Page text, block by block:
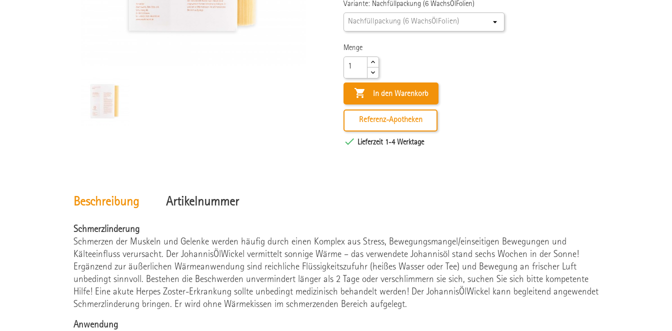
Variante: Nachfüllpackung (6 WachsÖlFolien)
Menge
 In den Warenkorb
Referenz-Apotheken
 Lieferzeit 1-4 Werktage
Beschreibung Artikelnummer
Schmerzlinderung
Schmerzen der Muskeln und Gelenke werden häufig durch einen Komplex aus Stress, Bewegungsmangel/einseitigen Bewegungen und
Kälteeinfluss verursacht. Der JohannisÖlWickel vermittelt sonnige Wärme – das verwendete Johannisöl stand sechs Wochen in der Sonne!
Ergänzend zur äußerlichen Wärmeanwendung sind reichliche Flüssigkeitszufuhr (heißes Wasser oder Tee) und Bewegung an frischer Luft
unbedingt sinnvoll. Bestehen die Beschwerden unvermindert länger als 2 Tage oder verschlimmern sie sich, suchen Sie sich bitte kompetente
Hilfe! Eine akute Herpes Zoster-Erkrankung sollte unbedingt medizinisch behandelt werden! Der JohannisÖlWickel kann begleitend angewendet
Schmerzlinderung bringen. Er wird ohne Wärmekissen im schmerzenden Bereich aufgelegt.
Anwendung